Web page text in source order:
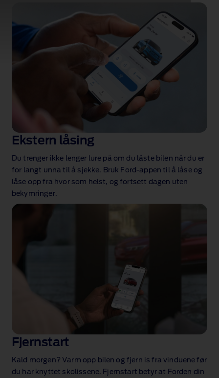
Enkel tilkobling
Funksjoner som er utformet for å holde deg og
bilen koblet til hverandre, uansett hvor du er.
Ekstern låsing
Du trenger ikke lenger lure på om du låste bilen når du er
for langt unna til å sjekke. Bruk Ford‑appen til å låse og
låse opp fra hvor som helst, og fortsett dagen uten
bekymringer.
Fjernstart
Kald morgen? Varm opp bilen og fjern is fra vinduene før
du har knyttet skolissene. Fjernstart betyr at Forden din